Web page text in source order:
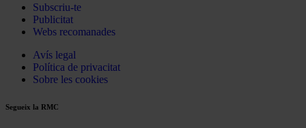
Subscriu-te
Publicitat
Webs recomanades
Avís legal
Política de privacitat
Sobre les cookies
Segueix la RMC